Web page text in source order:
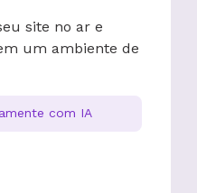
site no ar e
um ambiente de
com IA